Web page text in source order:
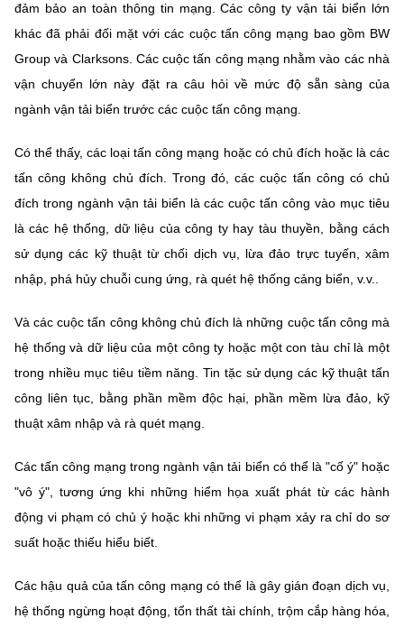
đảm bảo an toàn thông tin mạng. Các công ty vận tải biển lớn
khác đã phải đối mặt với các cuộc tấn công mạng bao gồm BW
Group và Clarksons. Các cuộc tấn công mạng nhằm vào các nhà
vận chuyển lớn này đặt ra câu hỏi về mức độ sẵn sàng của
ngành vận tải biển trước các cuộc tấn công mạng.
Có thể thấy, các loại tấn công mạng hoặc có chủ đích hoặc là các
tấn công không chủ đích. Trong đó, các cuộc tấn công có chủ
đích trong ngành vận tải biển là các cuộc tấn công vào mục tiêu
là các hệ thống, dữ liệu của công ty hay tàu thuyền, bằng cách
sử dụng các kỹ thuật từ chối dịch vụ, lừa đảo trực tuyến, xâm
nhập, phá hủy chuỗi cung ứng, rà quét hệ thống cảng biển, v.v..
Và các cuộc tấn công không chủ đích là những cuộc tấn công mà
hệ thống và dữ liệu của một công ty hoặc một con tàu chỉ là một
trong nhiều mục tiêu tiềm năng. Tin tặc sử dụng các kỹ thuật tấn
công liên tục, bằng phần mềm độc hại, phần mềm lừa đảo, kỹ
thuật xâm nhập và rà quét mạng.
Các tấn công mạng trong ngành vận tải biển có thể là "cố ý" hoặc
"vô ý", tương ứng khi những hiểm họa xuất phát từ các hành
động vi phạm có chủ ý hoặc khi những vi phạm xảy ra chỉ do sơ
suất hoặc thiếu hiểu biết.
Các hậu quả của tấn công mạng có thể là gây gián đoạn dịch vụ,
hệ thống ngừng hoạt động, tổn thất tài chính, trộm cắp hàng hóa,